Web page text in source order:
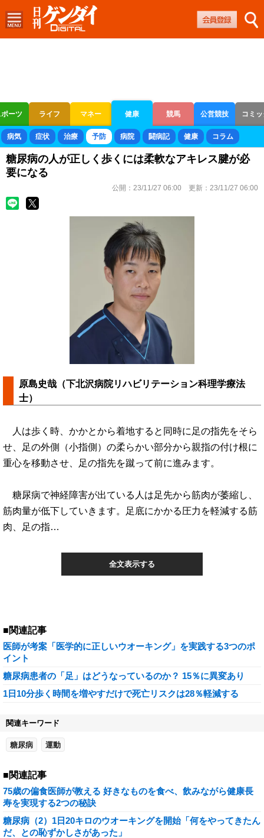
ーツ ライフ マネー 健康 競馬 公営競技 コミ
ボートレース 競輪 オートレース
病気 症状 治療 予防 病院 闘病記 健康 コラム
糖尿病の人が正しく歩くには柔軟なアキレス腱が必
要になる
公開： 23/11/27 06:00 更新： 23/11/27 06:00
原島史哉（下北沢病院リハビリテーション科理学療法
士）
人は歩く時、かかとから着地すると同時に足の指先をそら
せ、足の外側（小指側）の柔らかい部分から親指の付け根に
重心を移動させ、足の指先を蹴って前に進みます。
糖尿病で神経障害が出ている人は足先から筋肉が萎縮し、
筋肉量が低下していきます。足底にかかる圧力を軽減する筋
肉、足の指…
全文表示する
■関連記事
医師が考案「医学的に正しいウオーキング」を実践する3つのポ
イント
糖尿病患者の「足」はどうなっているのか？ 15％に異変あり
1日10分歩く時間を増やすだけで死亡リスクは28％軽減する
関連キーワード
糖尿病 運動
■関連記事
75歳の偏食医師が教える 好きなものを食べ、飲みながら健康長
寿を実現する2つの秘訣
糖尿病（2）1日20キロのウオーキングを開始「何をやってきたん
だ、との恥ずかしさがあった」